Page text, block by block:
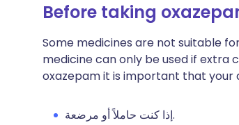
Before taking
Some medicines are not suitable
medicine can only be used if extra
oxazepam it is important that your
إذا كنت حاملاً أو مرضعة.